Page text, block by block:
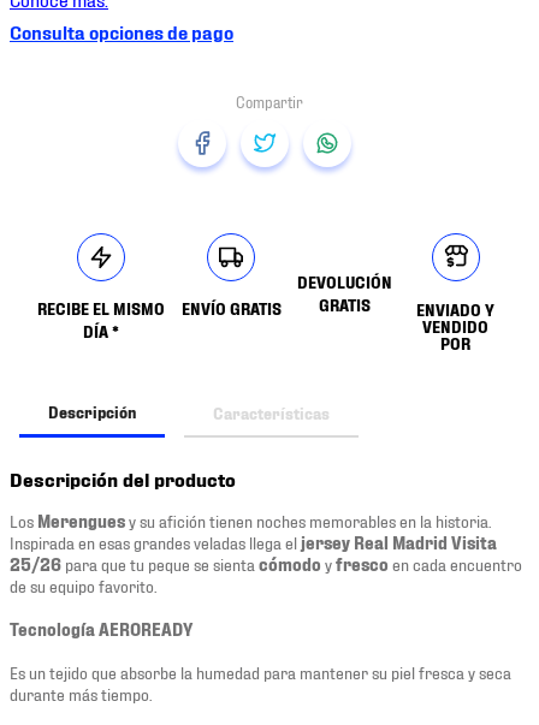
Consulta opciones de pago
RECIBE EL MISMO
DÍA *
ENVÍO GRATIS
DEVOLUCIÓN
GRATIS
ENVIADO Y
VENDIDO
POR
Descripción Características
Descripción del producto
Los Merenguesy su afición tienen noches memorables en la historia.
Inspirada en esas grandes veladas llega el jersey Real Madrid Visita
25/26 para que tu peque se sienta cómodo yfresco en cada encuentro
de su equipo favorito.
Tecnología AEROREADY
Es un tejido que absorbe la humedad para mantener su piel fresca y seca
durante más tiempo.